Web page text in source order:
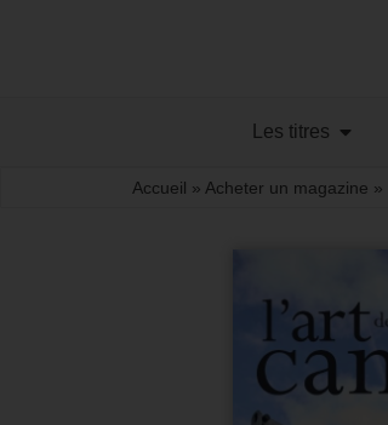
Les titres
Accueil » Acheter un magazine »